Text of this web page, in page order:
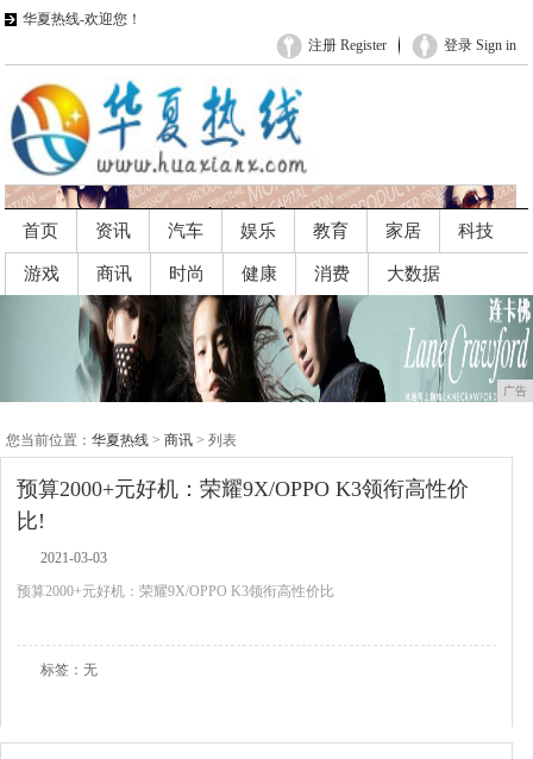
华夏热线-欢迎您！
登录 Sign in
注册 Register
首页 资讯 汽车 娱乐 教育 家居 科技
游戏 商讯 时尚 健康 消费 大数据
广告
您当前位置： 华夏热线 > 商讯 > 列表
预算2000+元好机：荣耀9X/OPPO K3领衔高性价
比!
2021-03-03
预算2000+元好机：荣耀9X/OPPO K3领衔高性价比
标签：无